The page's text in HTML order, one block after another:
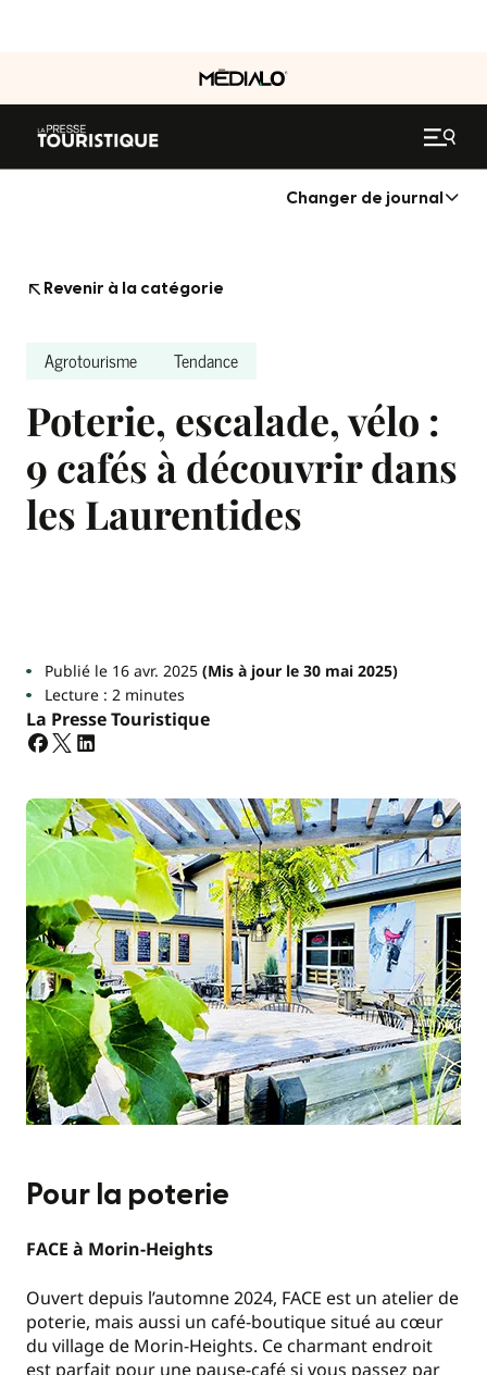
Changer de journal
Revenir à la catégorie
Agrotourisme Tendance
Poterie, escalade, vélo :
9 cafés à découvrir dans
les Laurentides
Publié le 16 avr. 2025(Mis à jour le 30 mai 2025)
Lecture : 2 minutes
La Presse Touristique
Pour la poterie
FACE à Morin-Heights
Ouvert depuis l’automne 2024, FACE est un atelier de
poterie, mais aussi un café-boutique situé au cœur
du village de Morin-Heights. Ce charmant endroit
est parfait pour une pause-café si vous passez par